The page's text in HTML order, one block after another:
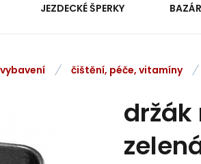
JEZDECKÉ ŠPERKY
čištění, péče, vitamíny
držák